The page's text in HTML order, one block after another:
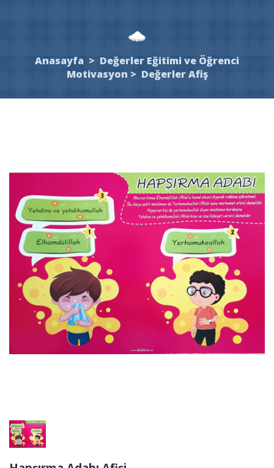
Anasayfa > Değerler Eğitimi ve Öğrenci
Motivasyon > Değerler Afiş